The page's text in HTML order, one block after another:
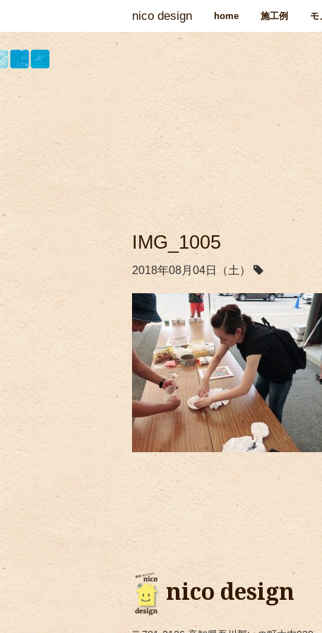
nico design home 施工例 モ
IMG_1005
2018年08月04日（土）
nico design